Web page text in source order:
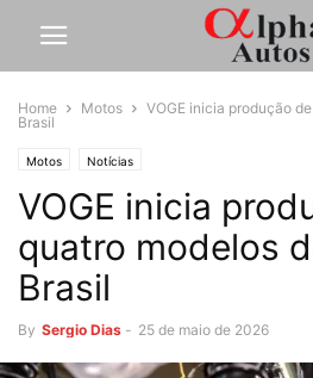
Home Motos
VOGE inicia produção
Brasil
Motos Notícias
VOGE inicia
quatro modelos
Brasil
By Sergio Dias - 25 de maio de 2026